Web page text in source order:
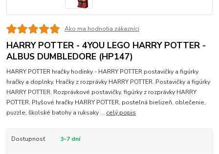
Ako ma hodnotia zákazníci
HARRY POTTER - 4YOU LEGO HARRY POTTER -
ALBUS DUMBLEDORE (HP147)
HARRY POTTER hračky hodinky - HARRY POTTER postavičky a figúrky
hračky a doplnky. Hračky z rozprávky HARRY POTTER. Postavičky a figúrky
HARRY POTTER. Rozprávkové postavičky, figúrky z rozprávky HARRY
POTTER. Plyšové hračky HARRY POTTER, posteľná bielizeň, oblečenie,
puzzle, školské batohy a ruksaky ... celý popis
Dostupnosť 3-7 dní